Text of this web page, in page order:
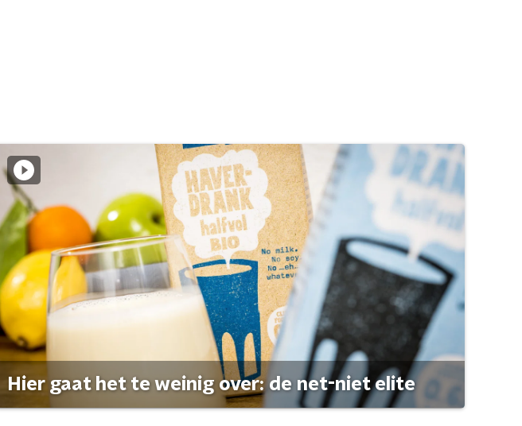
Hier gaat het te weinig over: de net-niet elite